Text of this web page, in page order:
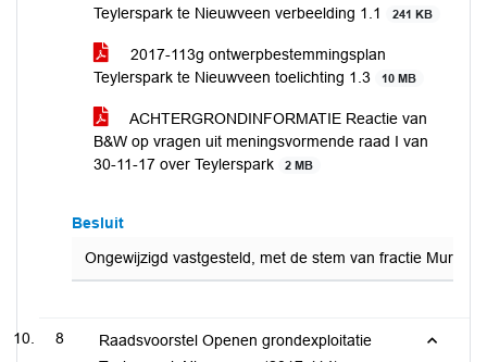
Teylerspark te Nieuwveen verbeelding 1.1
241 KB
2017-113g ontwerpbestemmingsplan
Teylerspark te Nieuwveen toelichting 1.3
10 MB
ACHTERGRONDINFORMATIE Reactie van
B&W op vragen uit meningsvormende raad I van
30-11-17 over Teylerspark
2 MB
Besluit
Ongewijzigd vastgesteld, met de stem van fractie Mur
8
Raadsvoorstel Openen grondexploitatie